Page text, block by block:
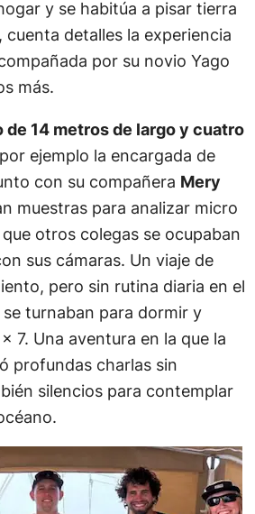
y se habitúa a pisar tierra
detalles la experiencia
por su novio Yago
más.
de 14 metros de largo y cuatro
ejemplo la encargada de
con su compañera Mery
muestras para analizar micro
otros colegas se ocupaban
sus cámaras. Un viaje de
pero sin rutina diaria en el
turnaban para dormir y
7. Una aventura en la que la
profundas charlas sin
silencios para contemplar